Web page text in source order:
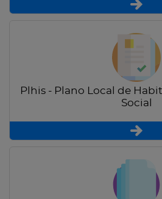
Plhis - Plano Local de
Social